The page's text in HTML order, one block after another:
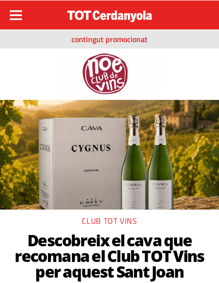
contingut promocionat
CLUB TOT VINS
Descobreix el cava que
recomana el Club TOT Vins
per aquest Sant Joan